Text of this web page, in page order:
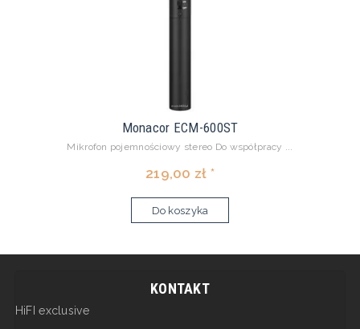
Monacor ECM-600ST
Mikrofon pojemnościowy stereo Do współpracy ...
219,00 zł *
Do koszyka
KONTAKT
HiFI exclusive